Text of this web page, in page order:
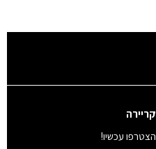
קריירה
הצטרפו עכשיו!